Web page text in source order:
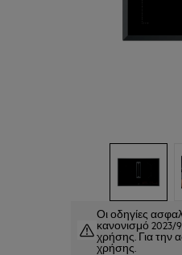
Οι οδηγίες
κανονισμό 2023/
χρήσης. Για την
χρήσης.